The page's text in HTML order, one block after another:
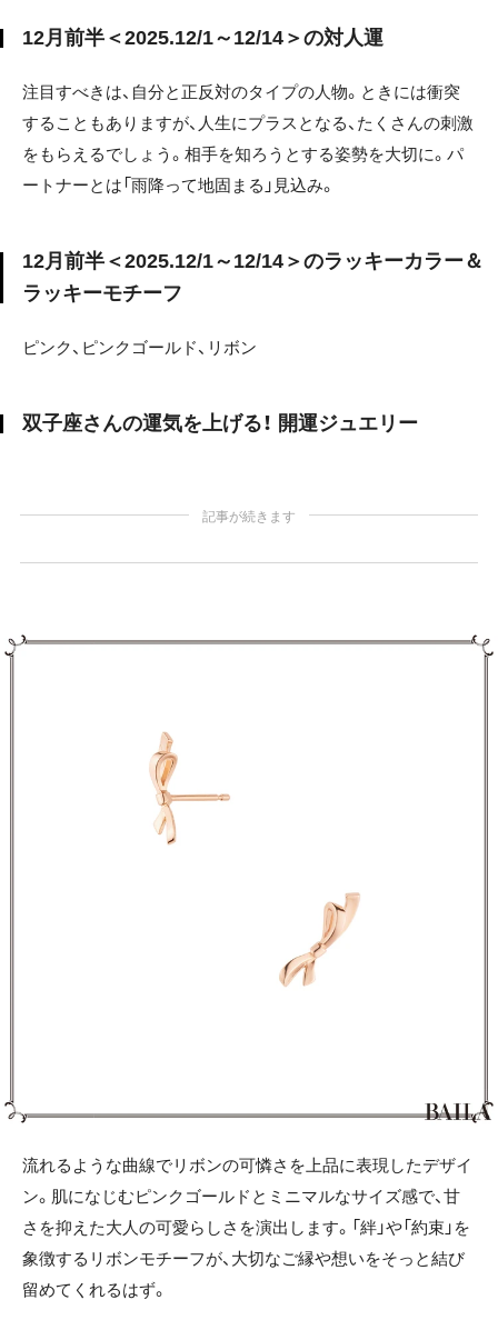
12月前半＜2025.12/1～12/14＞の対人運
注目すべきは、自分と正反対のタイプの人物。ときには衝突
することもありますが、人生にプラスとなる、たくさんの刺激
をもらえるでしょう。相手を知ろうとする姿勢を大切に。パ
ートナーとは「雨降って地固まる」見込み。
12月前半＜2025.12/1～12/14＞のラッキーカラー＆
ラッキーモチーフ
ピンク、ピンクゴールド、リボン
双子座さんの運気を上げる！ 開運ジュエリー
記事が続きます
流れるような曲線でリボンの可憐さを上品に表現したデザイ
ン。肌になじむピンクゴールドとミニマルなサイズ感で、甘
さを抑えた大人の可愛らしさを演出します。「絆」や「約束」を
象徴するリボンモチーフが、大切なご縁や想いをそっと結び
留めてくれるはず。